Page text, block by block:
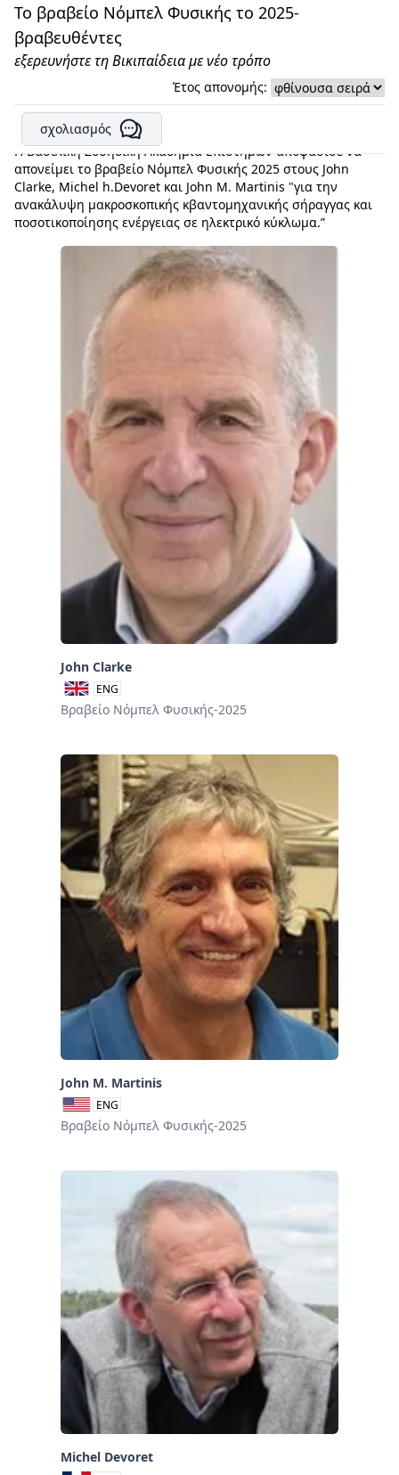
Το βραβείο Νόμπελ Φυσικής το 2025-
βραβευθέντες
εξερευνήστε τη Βικιπαίδεια με νέο τρόπο
Έτος απονομής:
σχολιασμός
Η Βασιλική Σουηδική Ακαδημία Επιστημών αποφάσισε να
απονείμει το βραβείο Νόμπελ Φυσικής 2025 στους John
Clarke, Michel h.Devoret και John M. Martinis "για την
ανακάλυψη μακροσκοπικής κβαντομηχανικής σήραγγας και
ποσοτικοποίησης ενέργειας σε ηλεκτρικό κύκλωμα.”
John Clarke
ENG
Βραβείο Νόμπελ Φυσικής-2025
John M. Martinis
ENG
Βραβείο Νόμπελ Φυσικής-2025
Michel Devoret